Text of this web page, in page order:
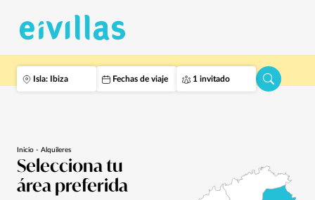
Isla: Ibiza Fechas de viaje 1 invitado
Inicio - Alquileres
Selecciona tu
área preferida